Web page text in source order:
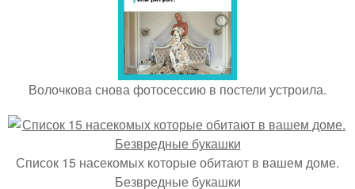
Волочкова снова фотосессию в постели устроила.
Список 15 насекомых которые обитают в вашем доме.
Безвредные букашки